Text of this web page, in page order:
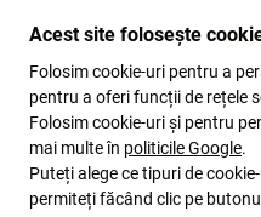
dar de multe ori aici se
Cablurile ieftine pot
supraîncălzi sau se pot rupe
De aceea merită să alegi
Acest site folosește
Folosim cookie-uri pentru a
pentru a oferi funcții de rețele
Folosim cookie-uri și pentru
mai multe în politicile Google.
Puteți alege ce tipuri de
permiteți făcând clic pe